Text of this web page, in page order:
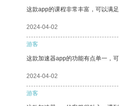
这款app的课程非常丰富，可以满
2024-04-02
游客
这款加速器app的功能有点单一，
2024-04-02
游客